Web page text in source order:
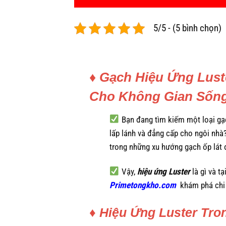
5/5 - (5 bình chọn)
♦ Gạch Hiệu Ứng
Cho Không Gian
Bạn đang tìm kiếm một loại
lấp lánh và đẳng cấp cho ngôi
trong những xu hướng gạch ốp
Vậy, hiệu ứng Lusterlà gì và
Primetongkho.com khám phá
♦ Hiệu Ứng Luster